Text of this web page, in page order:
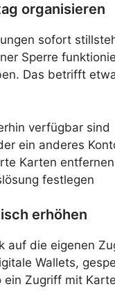
organisieren
sofort
Sperre
Das betrifft
verfügbar sind
ein anderes
Karten entfernen
festlegen
erhöhen
auf die eigenen
Wallets,
Zugriff mit